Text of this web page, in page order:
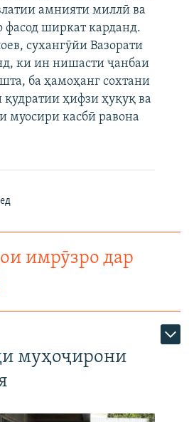
RL
амнияти миллӣ ва
фасод ширкат карданд.
сухангӯйи Вазорати
ки ин нишасти ҷанбаи
ба ҳамоҳанг сохтани
ҳифзи ҳуқуқ ва
муосири касбӣ равона
имрӯзро дар
муҳоҷирони